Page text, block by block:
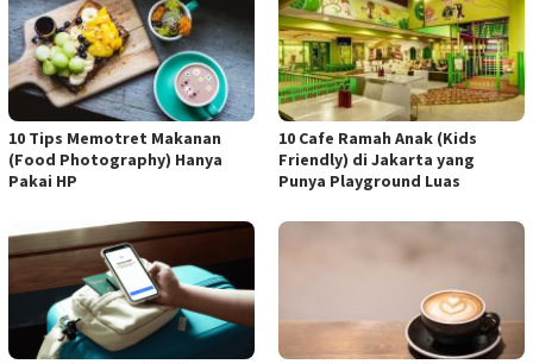
10 Tips Memotret Makanan
(Food Photography) Hanya
Pakai HP
10 Cafe Ramah Anak (Kids
Friendly) di Jakarta yang
Punya Playground Luas